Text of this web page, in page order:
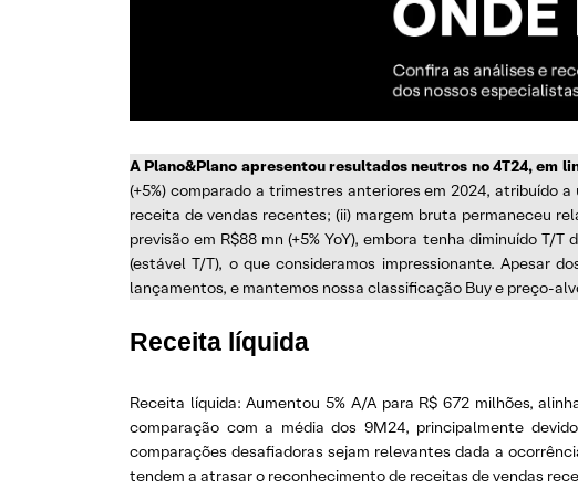
A Plano&Plano apresentou resultados neutros no 4T24, em
(+5%) comparado a trimestres anteriores em 2024, atribuído
receita de vendas recentes; (ii) margem bruta permaneceu
previsão em R$88 mn (+5% YoY), embora tenha diminuído T/
(estável T/T), o que consideramos impressionante. Apesar
lançamentos, e mantemos nossa classificação Buy e preço-
Receita líquida
Receita líquida: Aumentou 5% A/A para R$ 672 milhões,
comparação com a média dos 9M24, principalmente
comparações desafiadoras sejam relevantes dada a
tendem a atrasar o reconhecimento de receitas de vendas